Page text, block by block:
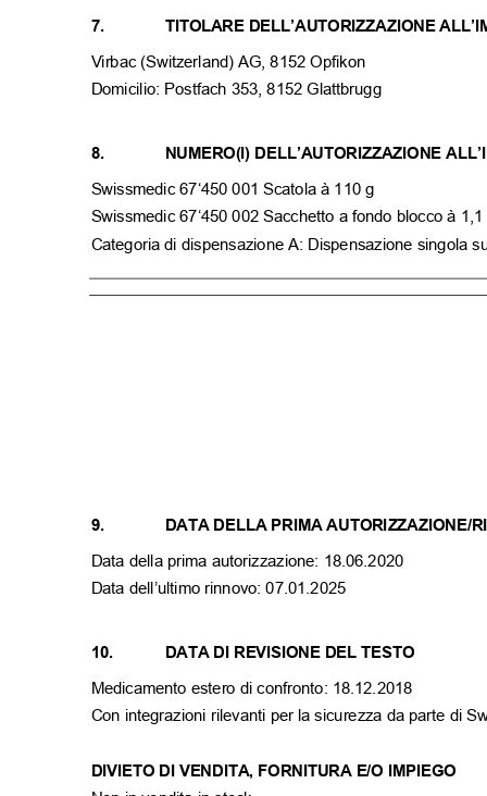
7. TITOLARE DELL’AUTORIZZAZIONE
Virbac (Switzerland) AG, 8152 Opfikon
Domicilio: Postfach 353, 8152 Glattbrugg
8. NUMERO(I) DELL’AUTORIZZAZIONE
Swissmedic 67‘450 001 Scatola à 110 g
Swissmedic 67‘450 002 Sacchetto a fondo blocco à
Categoria di dispensazione A: Dispensazione singola
9. DATA DELLA PRIMA AUTORIZZAZIONE/
Data della prima autorizzazione: 18.06.2020
Data dell’ultimo rinnovo:07.01.2025
10. DATA DI REVISIONE DEL TESTO
Medicamento estero di confronto: 18.12.2018
Con integrazioni rilevanti per la sicurezza da parte di
DIVIETO DI VENDITA, FORNITURA E/O IMPIEGO